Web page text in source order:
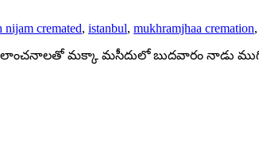
nijam cremated, istanbul, mukhramjhaa cremation,
లాంచనాలతో మక్కా మసీదులో బుదవారం నాడు